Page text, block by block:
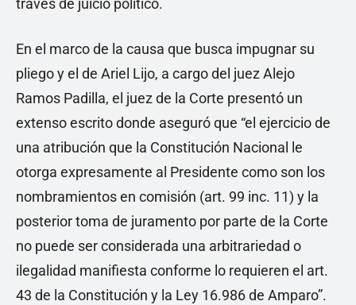
través de juicio político.
En el marco de la causa que busca impugnar su
pliego y el de Ariel Lijo, a cargo del juez Alejo
Ramos Padilla, el juez de la Corte presentó un
extenso escrito donde aseguró que “el ejercicio de
una atribución que la Constitución Nacional le
otorga expresamente al Presidente como son los
nombramientos en comisión (art. 99 inc. 11) y la
posterior toma de juramento por parte de la Corte
no puede ser considerada una arbitrariedad o
ilegalidad manifiesta conforme lo requieren el art.
43 de la Constitución y la Ley 16.986 de Amparo”.